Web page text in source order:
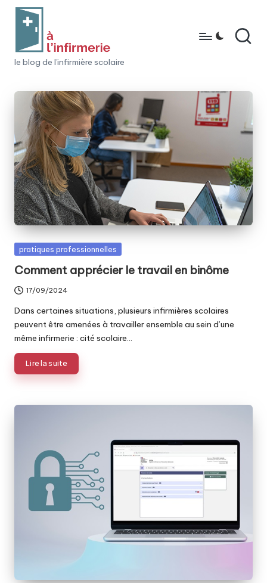
content
à
l'i
fi
r
m
e
ri
e
le blog de l'infirmière scolaire
Posted
pratiques professionnelles
Comment apprécier le travail en binôme
17/09/2024
Dans certaines situations, plusieurs infirmières scolaires
peuvent être amenées à travailler ensemble au sein d’une
même infirmerie : cité scolaire…
Lire la suite